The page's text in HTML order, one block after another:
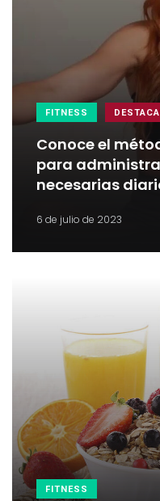
FITNESS
Conoce el
para
necesarias
6 de julio de 2023
FITNESS